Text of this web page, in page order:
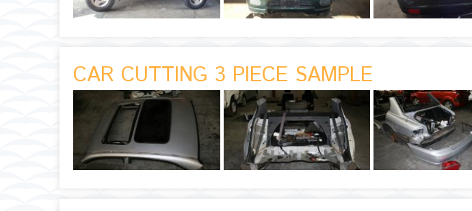
CAR CUTTING 3 PIECE SAMPLE